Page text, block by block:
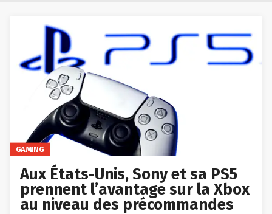
GAMING
Aux États-Unis, Sony et sa PS5
prennent l’avantage sur la Xbox
au niveau des précommandes